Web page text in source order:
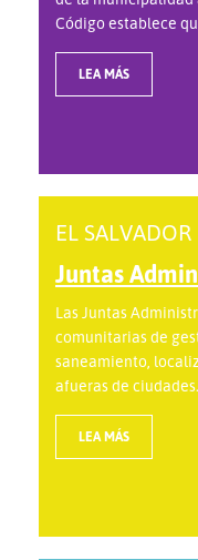
Código establece
LEA MÁS
EL SALVADOR
Juntas
Las Juntas
comunitarias de
saneamiento,
afueras de
LEA MÁS